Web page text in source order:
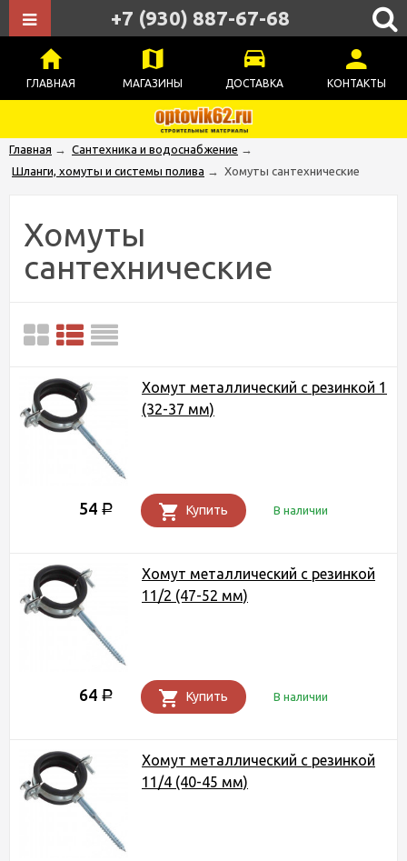
ГЛАВНАЯ МАГАЗИНЫ ДОСТАВКА КОНТАКТЫ
+7 (930) 887-67-68
Главная → Сантехника и водоснабжение →
Шланги, хомуты и системы полива → Хомуты сантехнические
Хомуты
сантехнические
Хомут металлический с резинкой 1
(32-37 мм)
54 Р Купить В наличии
Хомут металлический с резинкой
11/2 (47-52 мм)
64 Р Купить В наличии
Хомут металлический с резинкой
11/4 (40-45 мм)